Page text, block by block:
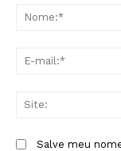
Salve meu